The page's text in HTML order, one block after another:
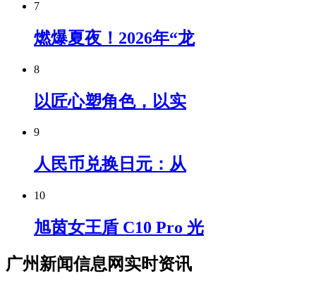
7
燃爆夏夜！2026年“龙
8
以匠心塑角色，以实
9
人民币兑换日元：从
10
旭茵女王盾 C10 Pro 光
广州新闻信息网实时资讯